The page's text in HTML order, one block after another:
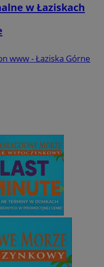
w Łaziskach
www - Łaziska Górne